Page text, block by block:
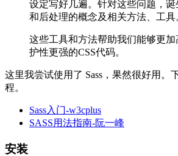
设定写好几遍。针对这些问题，诞
和后处理的概念及相关方法、工具
这些工具和方法帮助我们能够更
护性更强的CSS代码。
这里我尝试使用了 Sass，果然很好用。
程。
Sass入门-w3cplus
SASS用法指南-阮一峰
安装